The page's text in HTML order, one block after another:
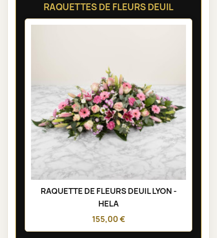
RAQUETTES DE FLEURS DEUIL
RAQUETTE DE FLEURS DEUIL LYON -
HELA
155,00 €